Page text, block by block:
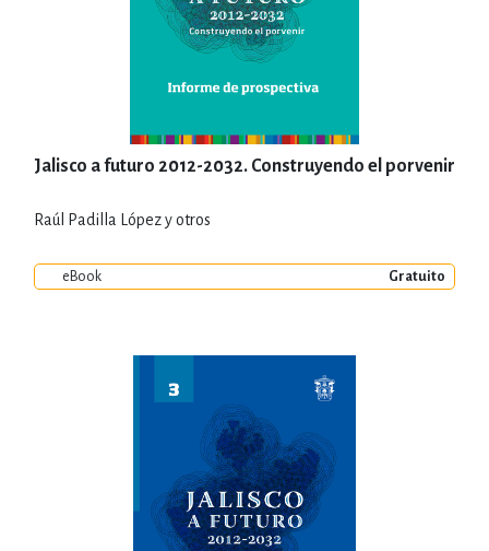
Jalisco a futuro 2012-2032. Construyendo el porvenir
Raúl Padilla López y otros
eBook Gratuito